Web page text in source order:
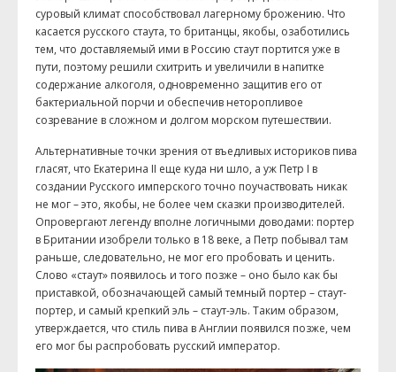
суровый климат способствовал лагерному брожению. Что
касается русского стаута, то британцы, якобы, озаботились
тем, что доставляемый ими в Россию стаут портится уже в
пути, поэтому решили схитрить и увеличили в напитке
содержание алкоголя, одновременно защитив его от
бактериальной порчи и обеспечив неторопливое
созревание в сложном и долгом морском путешествии.
Альтернативные точки зрения от въедливых историков пива
гласят, что Екатерина II еще куда ни шло, а уж Петр I в
создании Русского имперского точно поучаствовать никак
не мог – это, якобы, не более чем сказки производителей.
Опровергают легенду вполне логичными доводами: портер
в Британии изобрели только в 18 веке, а Петр побывал там
раньше, следовательно, не мог его пробовать и ценить.
Слово «стаут» появилось и того позже – оно было как бы
приставкой, обозначающей самый темный портер – стаут-
портер, и самый крепкий эль – стаут-эль. Таким образом,
утверждается, что стиль пива в Англии появился позже, чем
его мог бы распробовать русский император.